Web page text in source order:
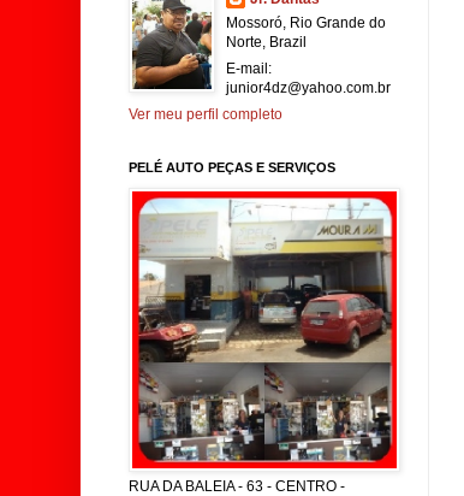
Mossoró, Rio Grande do
Norte, Brazil
E-mail:
junior4dz@yahoo.com.br
Ver meu perfil completo
PELÉ AUTO PEÇAS E SERVIÇOS
RUA DA BALEIA - 63 - CENTRO -